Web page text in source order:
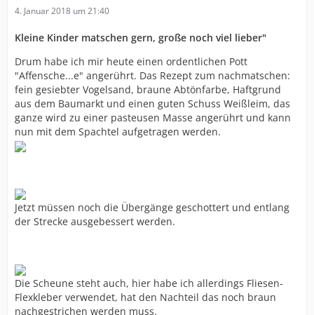
4. Januar 2018 um 21:40
Kleine Kinder matschen gern, große noch viel lieber"
Drum habe ich mir heute einen ordentlichen Pott
"Affensche...e" angerührt. Das Rezept zum nachmatschen:
fein gesiebter Vogelsand, braune Abtönfarbe, Haftgrund
aus dem Baumarkt und einen guten Schuss Weißleim, das
ganze wird zu einer pasteusen Masse angerührt und kann
nun mit dem Spachtel aufgetragen werden.
Jetzt müssen noch die Übergänge geschottert und entlang
der Strecke ausgebessert werden.
Die Scheune steht auch, hier habe ich allerdings Fliesen-
Flexkleber verwendet, hat den Nachteil das noch braun
nachgestrichen werden muss.